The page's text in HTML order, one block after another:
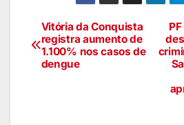
Vitória da Conquista
registra aumento de
1.100% nos casos de
dengue